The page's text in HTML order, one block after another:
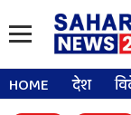
HOME देश